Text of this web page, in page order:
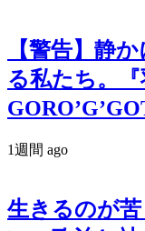
【警告】静
る私たち。
1週間 ago
生きるのが